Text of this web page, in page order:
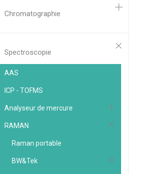
Chromatographie
Spectroscopie
AAS
ICP - TOFMS
Analyseur de mercure
RAMAN
Raman portable
BW&Tek